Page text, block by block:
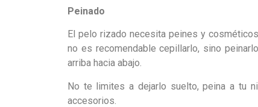
Peinado
El pelo rizado necesita peines y
no es recomendable cepillarlo, sino
arriba hacia abajo.
No te limites a dejarlo suelto, peina a tu
accesorios.